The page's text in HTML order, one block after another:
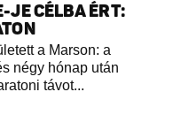
JE CÉLBA ÉRT:
a Marson: a
négy hónap után
távot...